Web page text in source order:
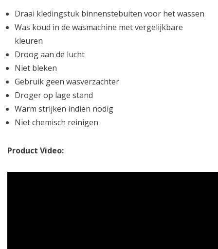
Draai kledingstuk binnenstebuiten voor het wassen
Was koud in de wasmachine met vergelijkbare
kleuren
Droog aan de lucht
Niet bleken
Gebruik geen wasverzachter
Droger op lage stand
Warm strijken indien nodig
Niet chemisch reinigen
Product Video: